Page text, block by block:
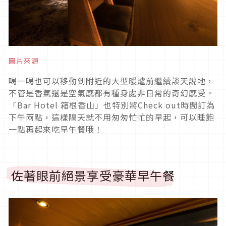
圖片來源
喝一喝也可以移動到附近的大型暖爐前繼續談天說地，
不管是香氣還是空氣感都有種身處非日常的奇幻感受。
「Bar Hotel 箱根香山」也特別將Check out時間訂為
下午兩點，這樣隔天就不用匆匆忙忙的早起，可以睡飽
一點再起來吃早午餐哦！
佐著眼前絕景享受豪華早午餐